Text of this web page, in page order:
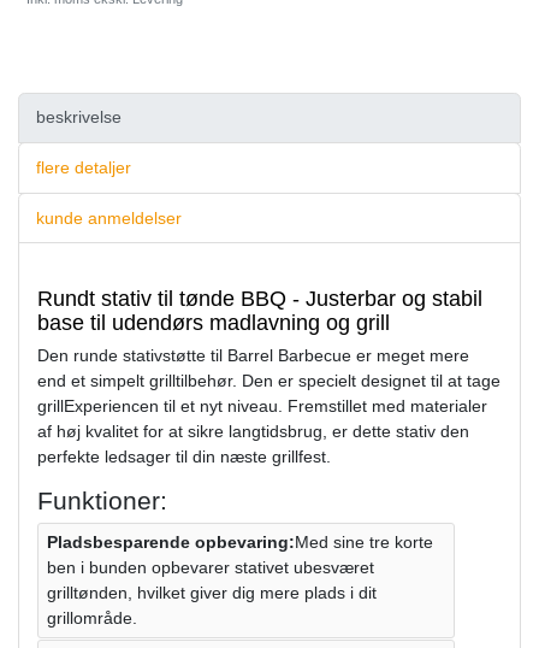
beskrivelse
flere detaljer
kunde anmeldelser
Rundt stativ til tønde BBQ - Justerbar og stabil
base til udendørs madlavning og grill
Den runde stativstøtte til Barrel Barbecue er meget mere
end et simpelt grilltilbehør. Den er specielt designet til at tage
grillExperiencen til et nyt niveau. Fremstillet med materialer
af høj kvalitet for at sikre langtidsbrug, er dette stativ den
perfekte ledsager til din næste grillfest.
Funktioner:
Pladsbesparende opbevaring:Med sine tre korte
ben i bunden opbevarer stativet ubesværet
grilltønden, hvilket giver dig mere plads i dit
grillområde.